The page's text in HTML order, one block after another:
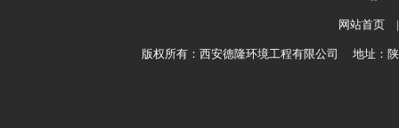
网站首页
版权所有：西安德隆环境工程有限公司 地址：